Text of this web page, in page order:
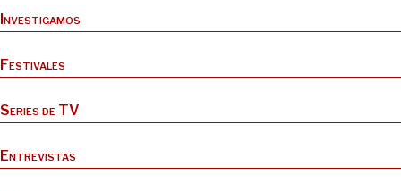
Investigamos
Festivales
Series de TV
Entrevistas